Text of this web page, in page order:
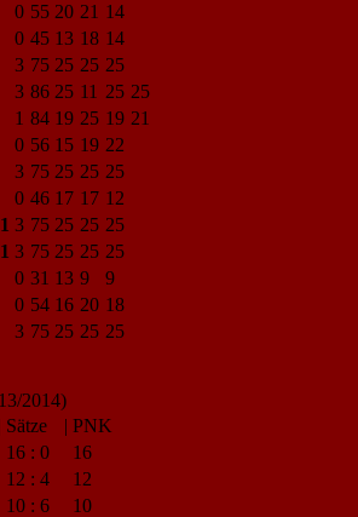
0 55 20 21 14
0 45 13 18 14
3 75 25 25 25
3 86 25 11 25 25
1 84 19 25 19 21
0 56 15 19 22
3 75 25 25 25
0 46 17 17 12
3 75 25 25 25
3 75 25 25 25
0 31 13 9
9
0 54 16 20 18
3 75 25 25 25
2014)
Sätze | PNK
16 : 0
16
12 : 4
12
10 : 6
10